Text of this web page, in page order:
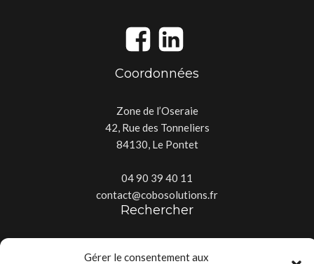
Gérer le consentement aux
Coordonnées
Zone de l’Oseraie
42, Rue des Tonneliers
84130, Le Pontet
04 90 39 40 11
contact@cobosolutions.fr
Rechercher